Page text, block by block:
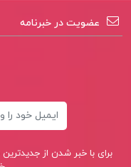
عضویت در خبرنامه
برای با خبر شدن از